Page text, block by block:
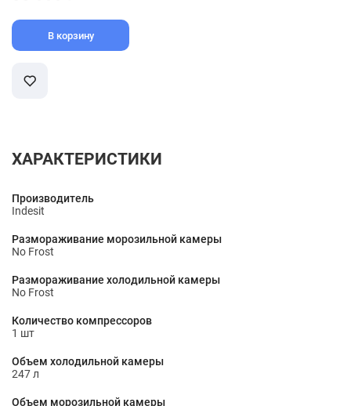
В корзину
ХАРАКТЕРИСТИКИ
Производитель
Indesit
Размораживание морозильной камеры
No Frost
Размораживание холодильной камеры
No Frost
Количество компрессоров
1 шт
Объем холодильной камеры
247 л
Объем морозильной камеры